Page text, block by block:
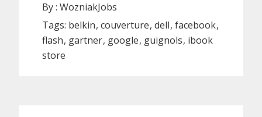
By :WozniakJobs
Tags: belkin couverture dell facebook
flash gartner google guignols ibook
store